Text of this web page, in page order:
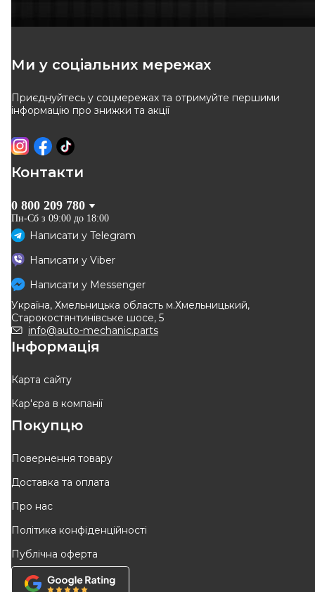
Ми у соціальних мережах
Приєднуйтесь у соцмережах та отримуйте першими
інформацію про знижки та акції
Контакти
0 800 209 780
Пн-Сб з 09:00 до 18:00
Написати у Telegram
Написати у Viber
Написати у Messenger
Україна, Хмельницька область м.Хмельницький,
Старокостянтинівське шосе, 5
info@auto-mechanic.parts
Інформація
Карта сайту
Кар'єра в компанії
Покупцю
Повернення товару
Доставка та оплата
Про нас
Політика конфіденційності
Публічна оферта